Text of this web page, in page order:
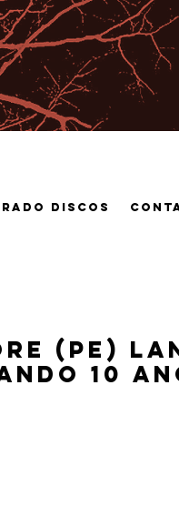
Discos
(PE)
10